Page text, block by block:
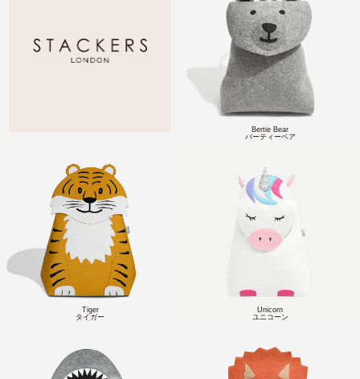
Bertie Bear
バーティーベア
Tiger
タイガー
Unicorn
ユニコーン